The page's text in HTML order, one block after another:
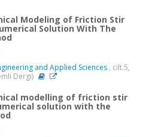
Modeling of Friction Stir
Solution With The
and Applied Sciences , cilt.5,
Dergi)
modelling of friction stir
solution with the